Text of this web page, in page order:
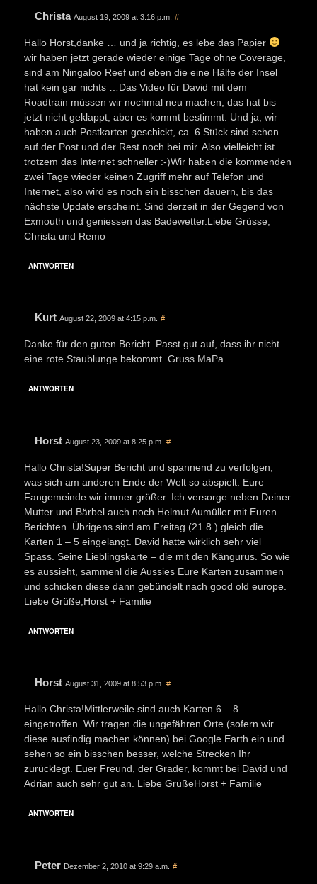
Christa August 19, 2009 at 3:16 p.m. #
Hallo Horst,danke … und ja richtig, es lebe das Papier
wir haben jetzt gerade wieder einige Tage ohne Coverage,
sind am Ningaloo Reef und eben die eine Hälfe der Insel
hat kein gar nichts …Das Video für David mit dem
Roadtrain müssen wir nochmal neu machen, das hat bis
jetzt nicht geklappt, aber es kommt bestimmt. Und ja, wir
haben auch Postkarten geschickt, ca. 6 Stück sind schon
auf der Post und der Rest noch bei mir. Also vielleicht ist
trotzem das Internet schneller :-)Wir haben die kommenden
zwei Tage wieder keinen Zugriff mehr auf Telefon und
Internet, also wird es noch ein bisschen dauern, bis das
nächste Update erscheint. Sind derzeit in der Gegend von
Exmouth und geniessen das Badewetter.Liebe Grüsse,
Christa und Remo
ANTWORTEN
Kurt August 22, 2009 at 4:15 p.m. #
Danke für den guten Bericht. Passt gut auf, dass ihr nicht
eine rote Staublunge bekommt. Gruss MaPa
ANTWORTEN
Horst August 23, 2009 at 8:25 p.m. #
Hallo Christa!Super Bericht und spannend zu verfolgen,
was sich am anderen Ende der Welt so abspielt. Eure
Fangemeinde wir immer größer. Ich versorge neben Deiner
Mutter und Bärbel auch noch Helmut Aumüller mit Euren
Berichten. Übrigens sind am Freitag (21.8.) gleich die
Karten 1 – 5 eingelangt. David hatte wirklich sehr viel
Spass. Seine Lieblingskarte – die mit den Kängurus. So wie
es aussieht, sammenl die Aussies Eure Karten zusammen
und schicken diese dann gebündelt nach good old europe.
Liebe Grüße,Horst + Familie
ANTWORTEN
Horst August 31, 2009 at 8:53 p.m. #
Hallo Christa!Mittlerweile sind auch Karten 6 – 8
eingetroffen. Wir tragen die ungefähren Orte (sofern wir
diese ausfindig machen können) bei Google Earth ein und
sehen so ein bisschen besser, welche Strecken Ihr
zurücklegt. Euer Freund, der Grader, kommt bei David und
Adrian auch sehr gut an. Liebe GrüßeHorst + Familie
ANTWORTEN
Peter Dezember 2, 2010 at 9:29 a.m. #